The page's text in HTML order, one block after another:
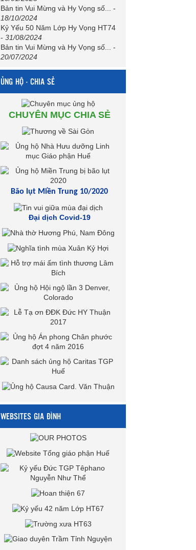
Bản tin Vui Mừng và Hy Vọng số...
-
18/10/2024
Kỷ Yếu 50 Năm Lớp Hy Vọng HT74
- 31/08/2024
Bản tin Vui Mừng và Hy Vọng số...
-
20/07/2024
ỦNG HỘ - CHIA SẺ
CHUYÊN MỤC CHIA SẺ
Bão lụt Miền Trung 10/2020
Đại dịch Covid-19
WEBSITES GIA ĐÌNH